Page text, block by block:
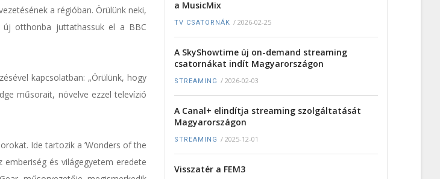
a régióban. Örülünk neki,
otthonba juttathassuk el a BBC
kapcsolatban: „Örülünk, hogy
műsorait, növelve ezzel televízió
Ide tartozik a ’Wonders of the
és világegyetem eredete
a MusicMix
TV CSATORNÁK / 2026-02-25
A SkyShowtime új on-demand streaming
csatornákat indít Magyarországon
STREAMING / 2026-02-03
A Canal+ elindítja streaming szolgáltatását
Magyarországon
STREAMING / 2025-12-01
Visszatér a FEM3